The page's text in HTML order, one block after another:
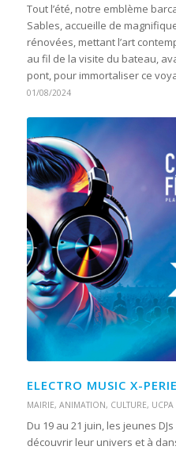
Tout l’été, notre emblème
Sables, accueille de
rénovées, mettant l’art
au fil de la visite du bateau,
pont, pour immortaliser ce
01/08/2024
ELECTRO MUSIC X-
MAIRIE, ANIMATION, CULTURE, UCPA
Du 19 au 21 juin, les jeunes
découvrir leur univers et à